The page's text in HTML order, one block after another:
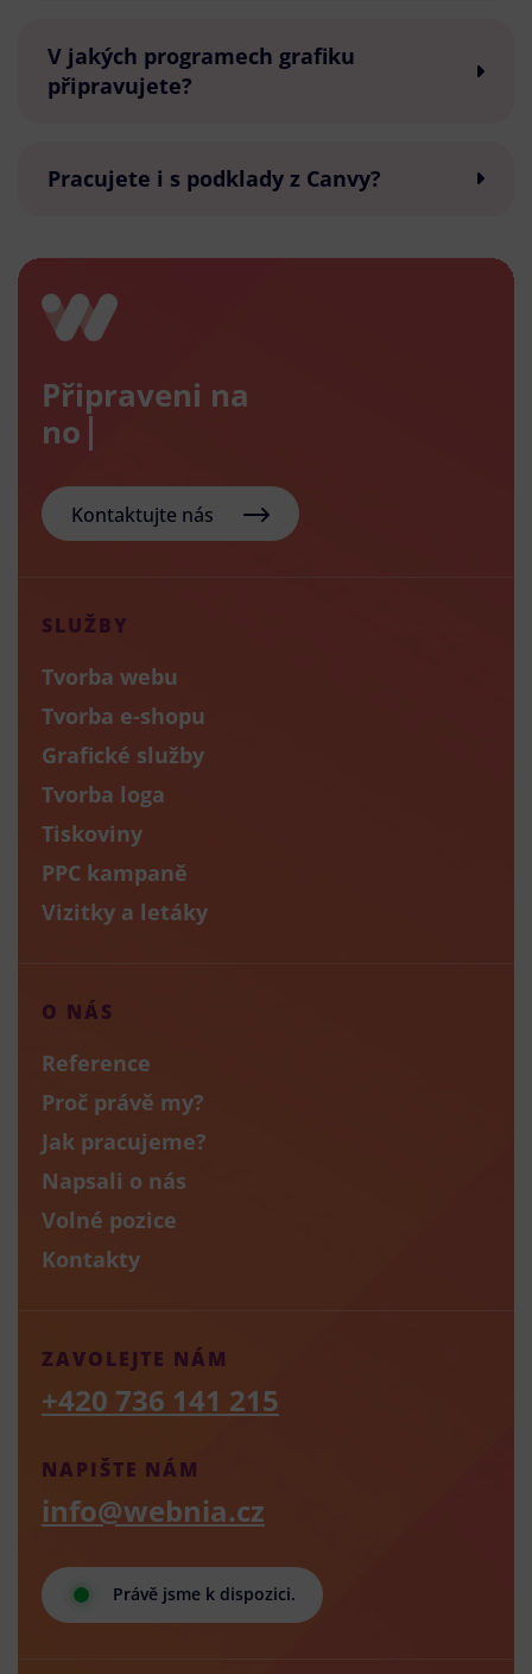
V jakých programech grafiku
připravujete?
Pracujete i s podklady z Canvy?
Připraveni na
nový e-
Kontaktujte nás
SLUŽBY
Tvorba webu
Tvorba e-shopu
Grafické služby
Tvorba loga
Tiskoviny
PPC kampaně
Vizitky a letáky
O NÁS
Reference
Proč právě my?
Jak pracujeme?
Napsali o nás
Volné pozice
Kontakty
Právě jsme k dispozici.
NAPIŠTE NÁM
info@webnia.cz
ZAVOLEJTE NÁM
+420 736 141 215